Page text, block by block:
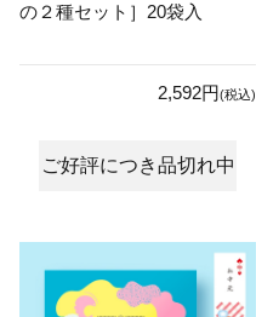
の２種セット］20袋入
2,592円(税込)
ご好評につき品切れ中